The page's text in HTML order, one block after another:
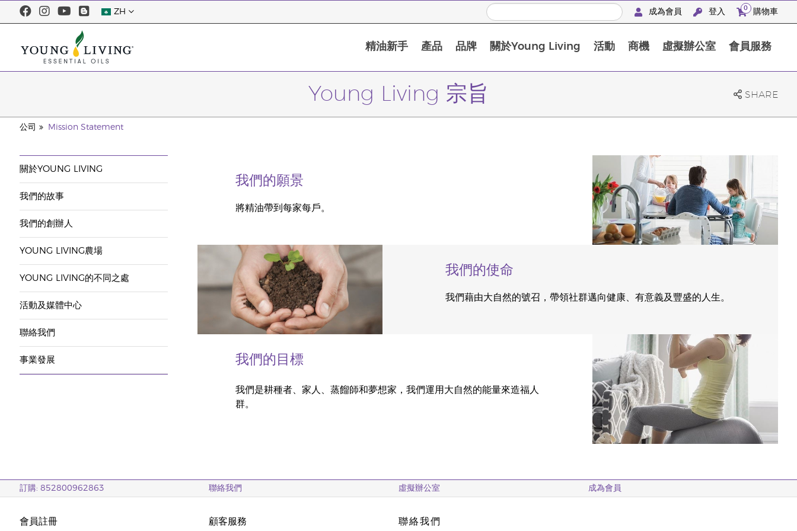
ZH 成為會員 登入 0 購物車
精油新手 產品 品牌 關於Young Living 活動 商機 虛擬辦公室 會員服務
Young Living 宗旨 SHARE
公司 Mission Statement
關於YOUNG LIVING
我們的故事
我們的創辦人
YOUNG LIVING農場
YOUNG LIVING的不同之處
活動及媒體中心
聯絡我們
事業發展
我們的願景
將精油帶到每家每戶。
我們的使命
我們藉由大自然的號召，帶領社群邁向健康、有意義及豐盛的人生。
我們的目標
我們是耕種者、家人、蒸餾師和夢想家，我們運用大自然的能量來造福人
群。
訂購: 852800962863 聯絡我們 虛擬辦公室 成為會員
會員註冊 顧客服務 聯絡我們